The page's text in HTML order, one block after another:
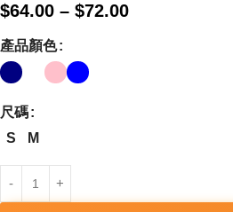
$64.00 – $72.00
產品顏色
尺碼
S
M